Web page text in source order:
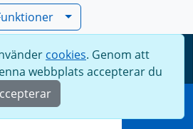
Meny
cookies. Genom att
webbplats accepterar du